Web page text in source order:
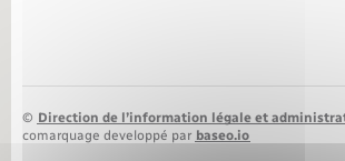
Transports
Voirie et espace public
© Direction de l’information légale et
comarquage developpé par baseo.io